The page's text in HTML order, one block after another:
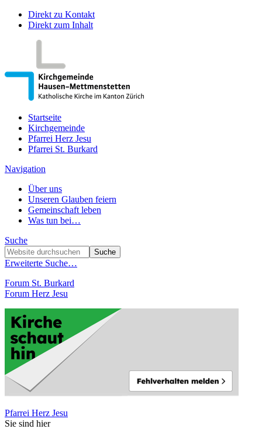
Direkt zu Kontakt
Direkt zum Inhalt
Startseite
Kirchgemeinde
Pfarrei Herz Jesu
Pfarrei St. Burkard
Navigation
Über uns
Unseren Glauben feiern
Gemeinschaft leben
Was tun bei…
Suche
Erweiterte Suche…
Forum St. Burkard
Forum Herz Jesu
Pfarrei Herz Jesu
Sie sind hier